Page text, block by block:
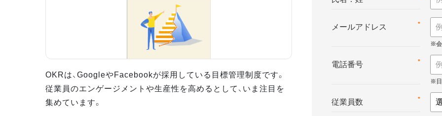
OKRは、GoogleやFacebookが採用している目標管理制度です。
従業員のエンゲージメントや生産性を高めるとして、いま注目を
集めています。
*
メールアドレス
*
電話番号
*
従業員数